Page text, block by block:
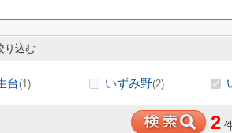
込む
台(1) いずみ野(2)
2